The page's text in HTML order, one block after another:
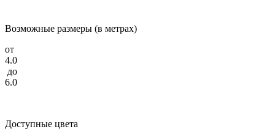
Возможные размеры (в метрах)
от
4.0
до
6.0
Доступные цвета